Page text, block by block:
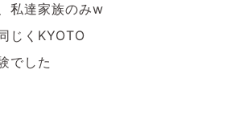
私達家族のみw
じくKYOTO
でした